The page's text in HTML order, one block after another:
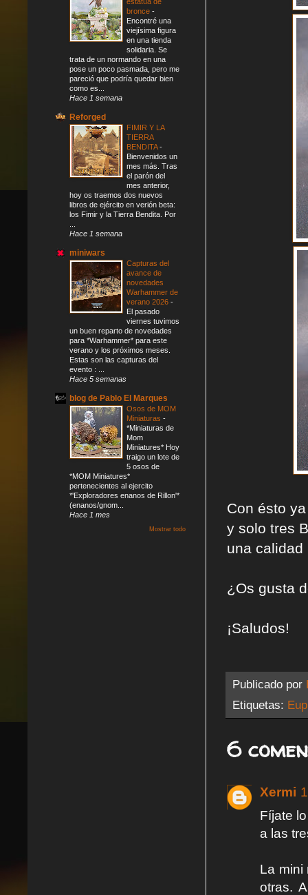
Con ésto
y solo tres
una calidad
¿Os gusta
¡Saludos!
Publicado por
Etiquetas:
6
Xermi
Fíjate
a las
La mini
otras.
bronce -
Encontré una
viejísima figura
en una tienda
solidaria. Se
trata de un normando en una
pose un poco pasmada, pero me
pareció que podría quedar bien
como es...
Hace 1 semana
Reforged
FIMIR Y LA
TIERRA
BENDITA-
Bienvenidos un
mes más. Tras
el parón del
mes anterior,
hoy os traemos dos nuevos
libros de ejército en verión beta:
los Fimir y la Tierra Bendita. Por
Hace 1 semana
miniwars
Capturas del
avance de
novedades
Warhammer de
verano 2026 -
El pasado
viernes tuvimos
un buen reparto de novedades
para *Warhammer* para este
verano y los próximos meses.
Estas son las capturas del
evento : ...
Hace 5 semanas
blog de Pablo El Marques
Osos de MOM
Miniaturas -
*Miniaturas de
Mom
Miniatures* Hoy
traigo un lote de
5 osos de
*MOM Miniatures*
pertenecientes al ejercito
*'Exploradores enanos de Rillon'*
(enanos/gnom...
Hace 1 mes
Mostrar todo